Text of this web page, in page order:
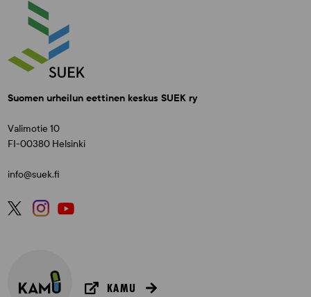
Suomen urheilun eettinen keskus SUEK ry
Valimotie 10
FI-00380 Helsinki
info@suek.fi
KAMU